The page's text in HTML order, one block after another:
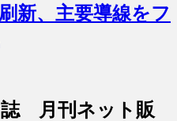
新、主要導線をフ
誌 月刊ネット販